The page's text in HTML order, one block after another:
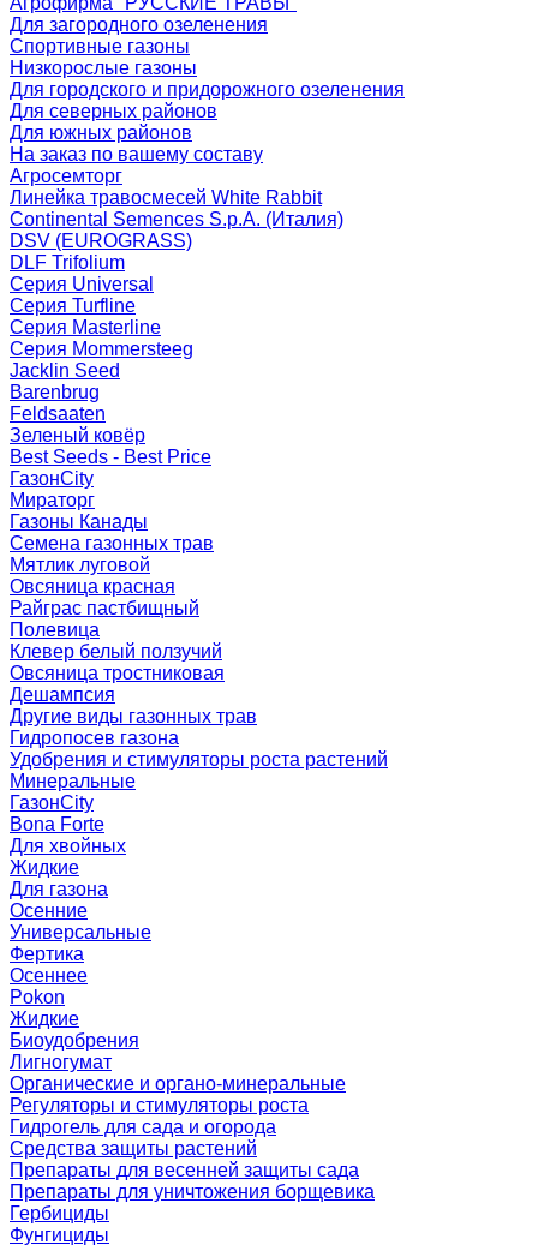
Для загородного озеленения
Спортивные газоны
Низкорослые газоны
Для городского и придорожного озеленения
Для северных районов
Для южных районов
На заказ по вашему составу
Агросемторг
Линейка травосмесей White Rabbit
Continental Semences S.p.A. (Италия)
DSV (EUROGRASS)
DLF Trifolium
Серия Universal
Серия Turfline
Серия Masterline
Серия Mommersteeg
Jacklin Seed
Barenbrug
Feldsaaten
Зеленый ковёр
Best Seeds - Best Price
ГазонCity
Мираторг
Газоны Канады
Семена газонных трав
Мятлик луговой
Овсяница красная
Райграс пастбищный
Полевица
Клевер белый ползучий
Овсяница тростниковая
Дешампсия
Другие виды газонных трав
Гидропосев газона
Удобрения и стимуляторы роста растений
Минеральные
ГазонCity
Bona Forte
Для хвойных
Жидкие
Для газона
Осенние
Универсальные
Фертика
Осеннее
Pokon
Жидкие
Биоудобрения
Лигногумат
Органические и органо-минеральные
Регуляторы и стимуляторы роста
Гидрогель для сада и огорода
Средства защиты растений
Препараты для весенней защиты сада
Препараты для уничтожения борщевика
Гербициды
Фунгициды